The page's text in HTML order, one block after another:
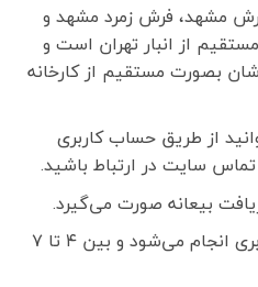
مشهد، فرش زمرد مشهد و
از انبار تهران است و
بصورت مستقیم از کارخانه
از طریق حساب کاربری
تماس سایت در ارتباط باشید.
بیعانه صورت می‌گیرد.
ارسال‌های شهرستان با باربری انجام می‌شود و بین ۴ تا ۷